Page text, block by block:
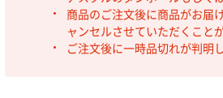
商品のご注文後に商品がお届
ャンセルさせていただくこと
ご注文後に一時品切れが判明